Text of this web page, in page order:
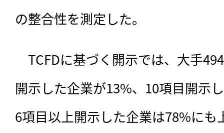
の整合性を測定した。
TCFDに基づく開示では、大手
開示した企業が13%、10項目開示
6項目以上開示した企業は78%にも